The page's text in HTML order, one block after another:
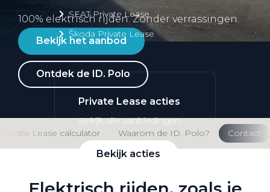
SEAT Private Lease
Škoda Private Lease
Private Lease acties
Bekijk alle aanbiedingen
Bekijk acties
100% elektrisch rijden. Zonder verrassingen.
Bekijk het aanbod
Ontdek de ID. Polo
Private Lease calculator Waarom de ID. Polo? Contact